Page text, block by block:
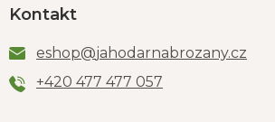
Kontakt
eshop@jahodarnabrozany.cz
+420 477 477 057